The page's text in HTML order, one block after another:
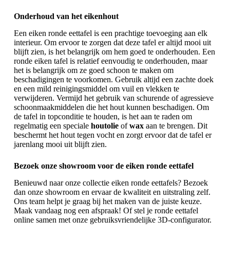
Onderhoud van het eikenhout
Een eiken ronde eettafel is een prachtige toevoeging aan elk
interieur. Om ervoor te zorgen dat deze tafel er altijd mooi uit
blijft zien, is het belangrijk om hem goed te onderhouden. Een
ronde eiken tafel is relatief eenvoudig te onderhouden, maar
het is belangrijk om ze goed schoon te maken om
beschadigingen te voorkomen. Gebruik altijd een zachte doek
en een mild reinigingsmiddel om vuil en vlekken te
verwijderen. Vermijd het gebruik van schurende of agressieve
schoonmaakmiddelen die het hout kunnen beschadigen. Om
de tafel in topconditie te houden, is het aan te raden om
regelmatig een speciale houtolieofwaxaan te brengen. Dit
beschermt het hout tegen vocht en zorgt ervoor dat de tafel er
jarenlang mooi uit blijft zien.
Bezoek onze showroom voor de eiken ronde eettafel
Benieuwd naar onze collectie eiken ronde eettafels? Bezoek
dan onze showroom en ervaar de kwaliteit en uitstraling zelf.
Ons team helpt je graag bij het maken van de juiste keuze.
Maak vandaag nog een afspraak! Of stel je ronde eettafel
online samen met onze gebruiksvriendelijke 3D-configurator.